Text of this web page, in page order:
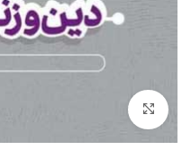
Click to enlarge